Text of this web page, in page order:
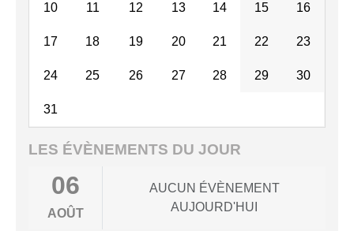
10 11 12 13 14 15 16
17 18 19 20 21 22 23
24 25 26 27 28 29 30
31
LES ÉVÈNEMENTS DU JOUR
06
AOÛT
AUCUN ÉVÈNEMENT
AUJOURD'HUI